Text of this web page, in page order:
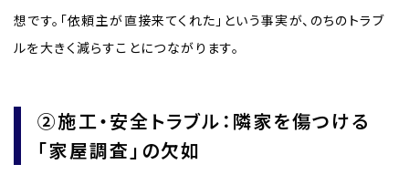
想です。「依頼主が直接来てくれた」という事実が、のちのトラブ
ルを大きく減らすことにつながります。
②施工・安全トラブル：隣家を傷つける
「家屋調査」の欠如